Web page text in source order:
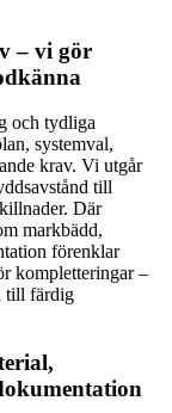
– vi gör
och tydliga
systemval,
krav. Vi utgår
till
Där
markbädd,
förenklar
kompletteringar –
till färdig